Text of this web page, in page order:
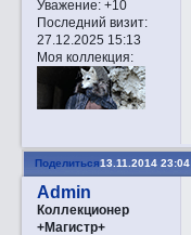
Уважение: +10
Последний визит:
27.12.2025 15:13
Моя коллекция:
Поделиться13.11.2014 23:04
Admin
Коллекционер
+Магистр+